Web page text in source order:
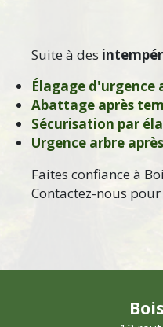
Suite à des
Élagage d'urgence
Abattage après
Sécurisation par
Urgence arbre
Faites confiance à
Contactez-nous